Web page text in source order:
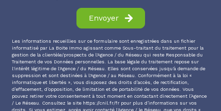
Envoyer
Les informations recueillies sur ce formulaire sont enregistrées dans un fichier
informatisé par La Boite Immo agissant comme Sous-traitant du traitement pour la
gestion de la clientèle/prospects de l'Agence / du Réseau qui reste Responsable du
Traitement de vos Données personnelles. La base légale du traitement repose sur
l'intérêt légitime de l'Agence / du Réseau. Elles sont conservées jusqu'à demande de
suppression et sont destinées à l'Agence / au Réseau. Conformément à la loi «
informatique et libertés », vous disposez des droits d’accès, de rectification,
d’effacement, d’opposition, de limitation et de portabilité de vos données. Vous
pouvez retirer votre consentement à tout moment en contactant directement l’Agence
/ Le Réseau. Consultez le site https://cnil.fr/fr pour plus d’informations sur vos
droits. Si vous estimez, après avoir contacté l'Agence / le Réseau, que vos droits «